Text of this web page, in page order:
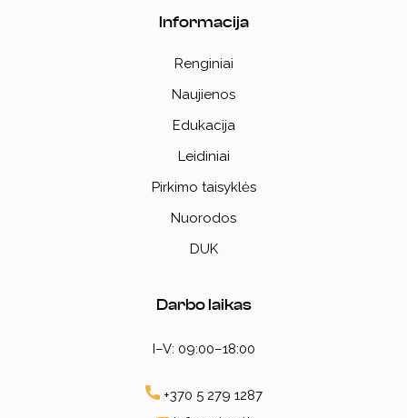
Informacija
Renginiai
Naujienos
Edukacija
Leidiniai
Pirkimo taisyklės
Nuorodos
DUK
Darbo laikas
I–V: 09:00–18:00
+370 5 279 1287